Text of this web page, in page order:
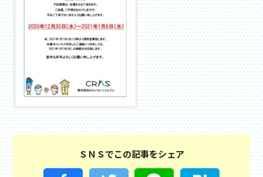
ＳＮＳでこの記事をシェア